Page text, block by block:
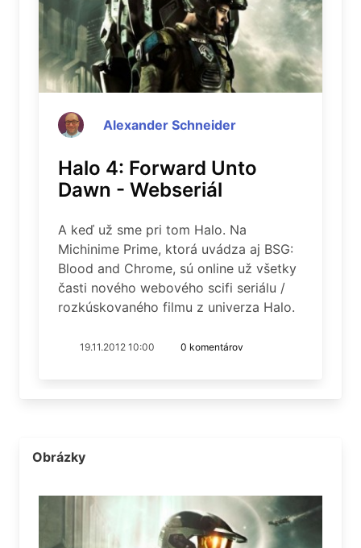
Alexander Schneider
Halo 4: Forward Unto
Dawn - Webseriál
A keď už sme pri tom Halo. Na
Michinime Prime, ktorá uvádza aj BSG:
Blood and Chrome, sú online už všetky
časti nového webového scifi seriálu /
rozkúskovaného filmu z univerza Halo.
19.11.2012 10:00 0 komentárov
Obrázky